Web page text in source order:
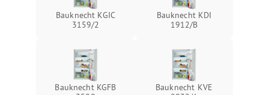
Bauknecht KGIC
3159/2
Bauknecht KDI
1912/B
Bauknecht KGFB
Bauknecht KVE